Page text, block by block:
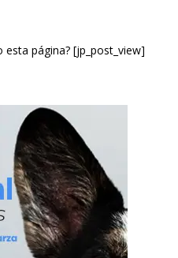
página? [jp_post_view]